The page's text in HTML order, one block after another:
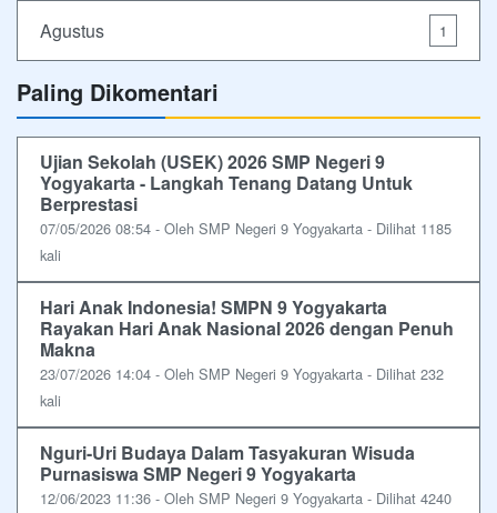
Agustus 1
Paling Dikomentari
Ujian Sekolah (USEK) 2026 SMP Negeri 9
Yogyakarta - Langkah Tenang Datang Untuk
Berprestasi
07/05/2026 08:54 - Oleh SMP Negeri 9 Yogyakarta - Dilihat 1185
kali
Hari Anak Indonesia! SMPN 9 Yogyakarta
Rayakan Hari Anak Nasional 2026 dengan Penuh
Makna
23/07/2026 14:04 - Oleh SMP Negeri 9 Yogyakarta - Dilihat 232
kali
Nguri-Uri Budaya Dalam Tasyakuran Wisuda
Purnasiswa SMP Negeri 9 Yogyakarta
12/06/2023 11:36 - Oleh SMP Negeri 9 Yogyakarta - Dilihat 4240